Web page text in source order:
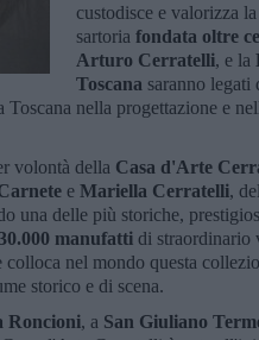
custodisce e valorizza
sartoria fondata oltre
Arturo Cerratelli, e la
Toscana saranno legati
nella progettazione e
volontà della Casa d'Arte
e Mariella Cerratelli,
una delle più storiche,
30.000 manufatti di straordinario
nel mondo questa
storico e di scena.
Roncioni, a San Giuliano